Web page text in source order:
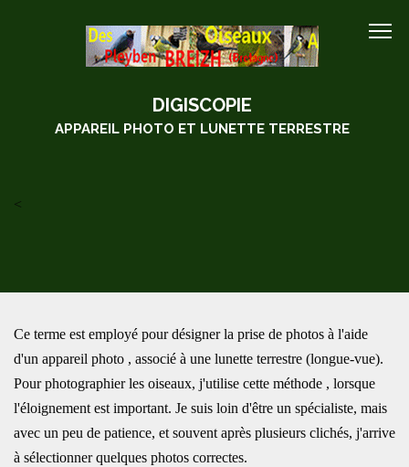
DIGISCOPIE
APPAREIL PHOTO ET LUNETTE TERRESTRE
<
Ce terme est employé pour désigner la prise de photos à l'aide
d'un appareil photo , associé à une lunette terrestre (longue-vue).
Pour photographier les oiseaux, j'utilise cette méthode , lorsque
l'éloignement est important. Je suis loin d'être un spécialiste, mais
avec un peu de patience, et souvent après plusieurs clichés, j'arrive
à sélectionner quelques photos correctes.